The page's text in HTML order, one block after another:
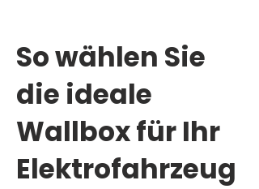
So wählen Sie
die ideale
Wallbox für Ihr
Elektrofahrzeug